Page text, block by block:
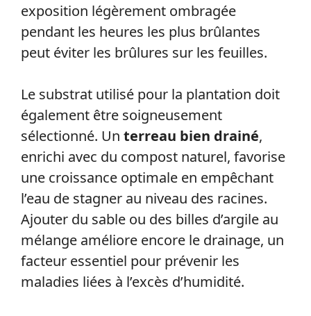
exposition légèrement ombragée
pendant les heures les plus brûlantes
peut éviter les brûlures sur les feuilles.
Le substrat utilisé pour la plantation doit
également être soigneusement
sélectionné. Un terreau bien drainé,
enrichi avec du compost naturel, favorise
une croissance optimale en empêchant
l’eau de stagner au niveau des racines.
Ajouter du sable ou des billes d’argile au
mélange améliore encore le drainage, un
facteur essentiel pour prévenir les
maladies liées à l’excès d’humidité.